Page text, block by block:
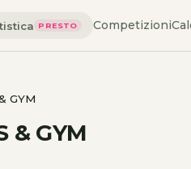
PRESTO Competizioni
GYM
& GYM